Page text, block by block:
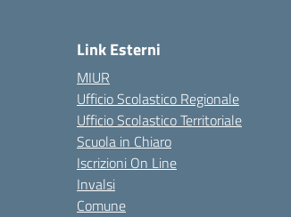
Link Esterni
MIUR
Ufficio Scolastico Regionale
Ufficio Scolastico Territoriale
Scuola in Chiaro
Iscrizioni On Line
Invalsi
Comune